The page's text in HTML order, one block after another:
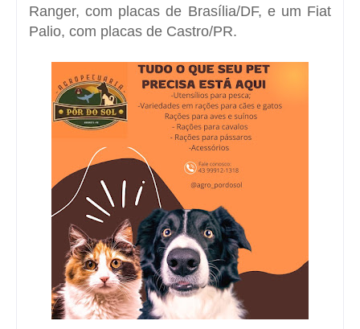
Ranger, com placas de Brasília/DF, e um Fiat
Palio, com placas de Castro/PR.